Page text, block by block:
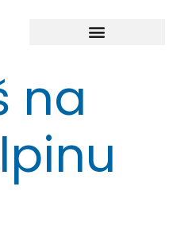
na